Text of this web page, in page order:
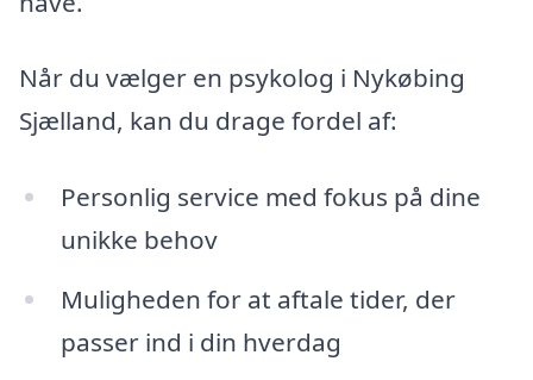
Når du vælger en psykolog i Nykøbing
Sjælland, kan du drage fordel af:
Personlig service med fokus på dine
unikke behov
Muligheden for at aftale tider, der
passer ind i din hverdag